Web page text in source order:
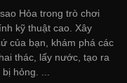
Hỏa trong trò chơi
kỹ thuật cao. Xây
của bạn, khám phá các
thác, lấy nước, tạo ra
hỏng. ...